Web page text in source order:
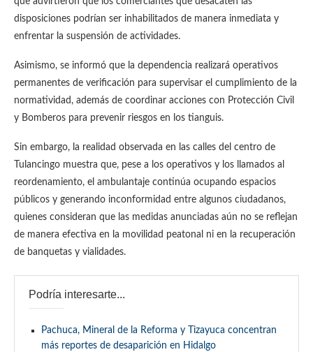
disposiciones podrían ser inhabilitados de manera inmediata y
enfrentar la suspensión de actividades.
Asimismo, se informó que la dependencia realizará operativos
permanentes de verificación para supervisar el cumplimiento de la
normatividad, además de coordinar acciones con Protección Civil
y Bomberos para prevenir riesgos en los tianguis.
Sin embargo, la realidad observada en las calles del centro de
Tulancingo muestra que, pese a los operativos y los llamados al
reordenamiento, el ambulantaje continúa ocupando espacios
públicos y generando inconformidad entre algunos ciudadanos,
quienes consideran que las medidas anunciadas aún no se reflejan
de manera efectiva en la movilidad peatonal ni en la recuperación
de banquetas y vialidades.
Podría interesarte...
Pachuca, Mineral de la Reforma y Tizayuca concentran
más reportes de desaparición en Hidalgo